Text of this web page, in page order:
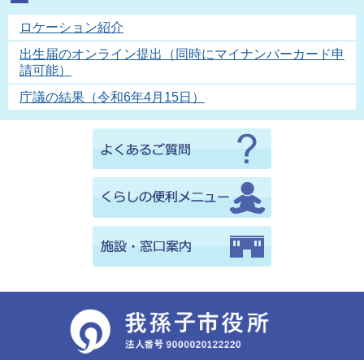
ロケーション紹介
出生届のオンライン提出（同時にマイナンバーカード申
請可能）
庁議の結果（令和6年4月15日）